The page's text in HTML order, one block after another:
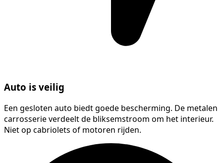
Auto is veilig
Een gesloten auto biedt goede bescherming. De metalen
carrosserie verdeelt de bliksemstroom om het interieur.
Niet op cabriolets of motoren rijden.